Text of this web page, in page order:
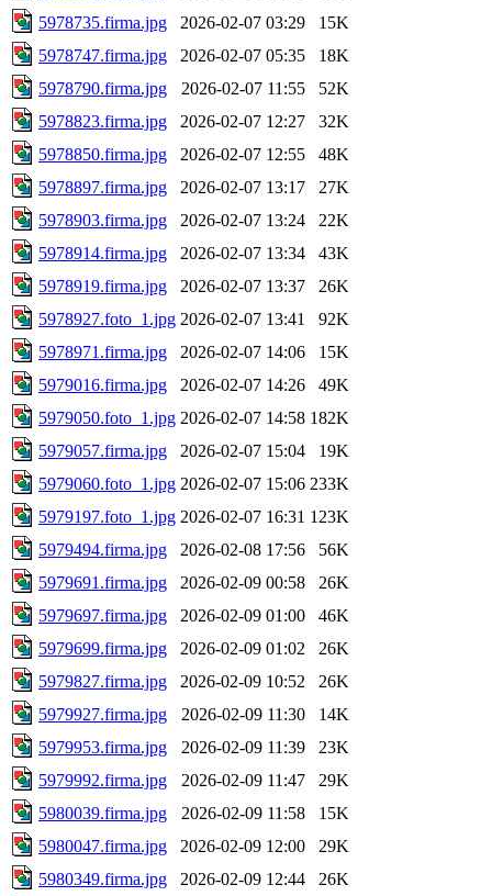
5978735.firma.jpg
2026-02-07 03:29
15K
5978747.firma.jpg
2026-02-07 05:35
18K
5978790.firma.jpg
2026-02-07 11:55
52K
5978823.firma.jpg
2026-02-07 12:27
32K
5978850.firma.jpg
2026-02-07 12:55
48K
5978897.firma.jpg
2026-02-07 13:17
27K
5978903.firma.jpg
2026-02-07 13:24
22K
5978914.firma.jpg
2026-02-07 13:34
43K
5978919.firma.jpg
2026-02-07 13:37
26K
5978927.foto_1.jpg 2026-02-07 13:41
92K
5978971.firma.jpg
2026-02-07 14:06
15K
5979016.firma.jpg
2026-02-07 14:26
49K
5979050.foto_1.jpg 2026-02-07 14:58 182K
5979057.firma.jpg
2026-02-07 15:04
19K
5979060.foto_1.jpg 2026-02-07 15:06 233K
5979197.foto_1.jpg 2026-02-07 16:31 123K
5979494.firma.jpg
2026-02-08 17:56
56K
5979691.firma.jpg
2026-02-09 00:58
26K
5979697.firma.jpg
2026-02-09 01:00
46K
5979699.firma.jpg
2026-02-09 01:02
26K
5979827.firma.jpg
2026-02-09 10:52
26K
5979927.firma.jpg
2026-02-09 11:30
14K
5979953.firma.jpg
2026-02-09 11:39
23K
5979992.firma.jpg
2026-02-09 11:47
29K
5980039.firma.jpg
2026-02-09 11:58
15K
5980047.firma.jpg
2026-02-09 12:00
29K
5980349.firma.jpg
2026-02-09 12:44
26K